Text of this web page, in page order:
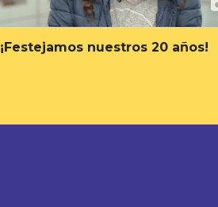
¡Festejamos nuestros 20 años!